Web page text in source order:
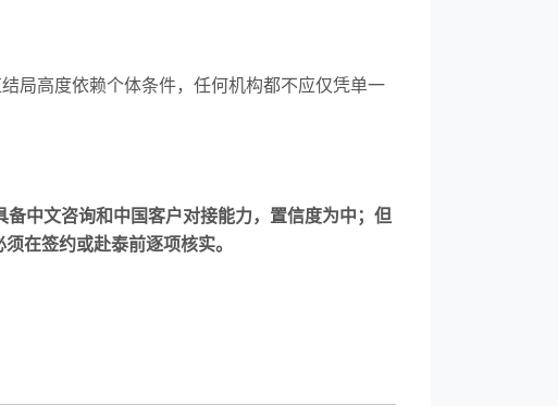
局高度依赖个体条件，任何机构都不应仅凭单一
中文咨询和中国客户对接能力，置信度为中；但
在签约或赴泰前逐项核实。